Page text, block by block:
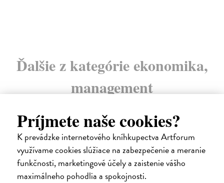
Príjmete naše cookies?
K prevádzke internetového kníhkupectva Artforum
využívame cookies slúžiace na zabezpečenie a meranie
funkčnosti, marketingové účely a zaistenie vášho
maximálneho pohodlia a spokojnosti.
Ďalšie z kategórie ekonomika,
management
na sklade
novinka